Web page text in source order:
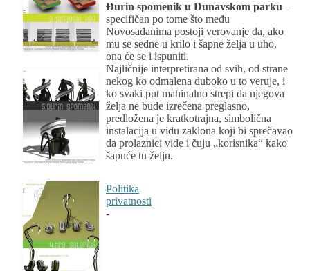
Đurin spomenik u Dunavskom parku –
specifičan po tome što među
Novosađanima postoji verovanje da, ako
mu se sedne u krilo i šapne želja u uho,
ona će se i ispuniti.
Najličnije interpretirana od svih, od strane
nekog ko odmalena duboko u to veruje, i
ko svaki put mahinalno strepi da njegova
želja ne bude izrečena preglasno,
predložena je kratkotrajna, simbolična
instalacija u vidu zaklona koji bi sprečavao
da prolaznici vide i čuju „korisnika“ kako
šapuće tu želju.
Politika
privatnosti
-